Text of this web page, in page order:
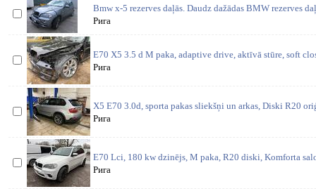
Bmw x-5 rezerves daļās. Daudz dažādas BMW rezerves
Рига
E70 X5 3.5 d M paka, adaptive drive, aktīvā stūre, soft
Рига
X5 E70 3.0d, sporta pakas sliekšņi un arkas, Diski R20
Рига
E70 Lci, 180 kw dzinējs, M paka, R20 diski, Komforta
Рига